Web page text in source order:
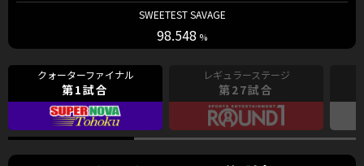
SWEETEST SAVAGE
98.548
第1試合 第27試合